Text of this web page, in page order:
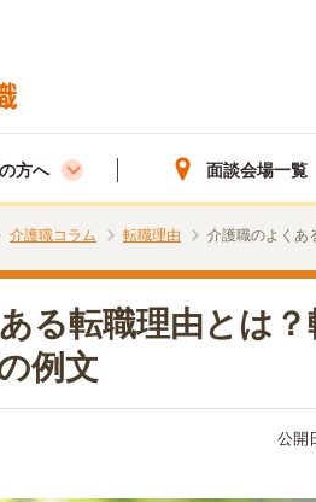
方へ 面談会場一覧
介護職コラム 転職理由 介護職のよくあ
る転職理由とは
例文
公開